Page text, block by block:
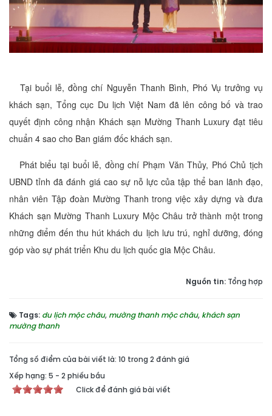
Tại buổi lễ, đồng chí Nguyễn Thanh Bình, Phó Vụ trưởng vụ
khách sạn, Tổng cục Du lịch Việt Nam đã lên công bố và trao
quyết định công nhận Khách sạn Mường Thanh Luxury đạt tiêu
chuẩn 4 sao cho Ban giám đốc khách sạn.
Phát biểu tại buổi lễ, đồng chí Phạm Văn Thủy, Phó Chủ tịch
UBND tỉnh đã đánh giá cao sự nỗ lực của tập thể ban lãnh đạo,
nhân viên Tập đoàn Mường Thanh trong việc xây dựng và đưa
Khách sạn Mường Thanh Luxury Mộc Châu trở thành một trong
những điểm đến thu hút khách du lịch lưu trú, nghỉ dưỡng, đóng
góp vào sự phát triển Khu du lịch quốc gia Mộc Châu.
Nguồn tin: Tổng hợp
Tags: du lịch mộc châu, mường thanh mộc châu, khách sạn
mường thanh
Tổng số điểm của bài viết là: 10 trong 2 đánh giá
Xếp hạng: 5 - 2 phiếu bầu
Click để đánh giá bài viết